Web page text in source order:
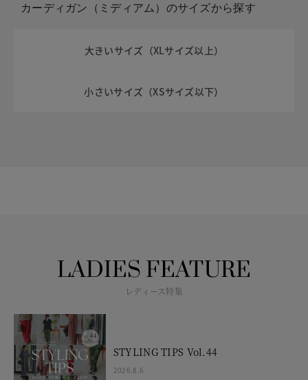
カーディガン（ミディアム）のサイズから探す
大きいサイズ（XLサイズ以上）
小さいサイズ（XSサイズ以下）
LADIES FEATURE
レディース特集
STYLING TIPS Vol.44
2026.8.6